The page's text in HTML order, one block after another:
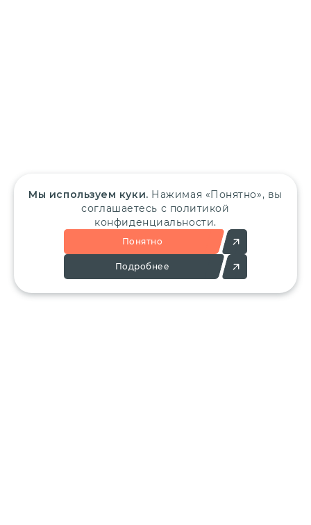
Мы используем куки. Нажимая «Понятно», вы
соглашаетесь с политикой
конфиденциальности.
Понятно
Подробнее